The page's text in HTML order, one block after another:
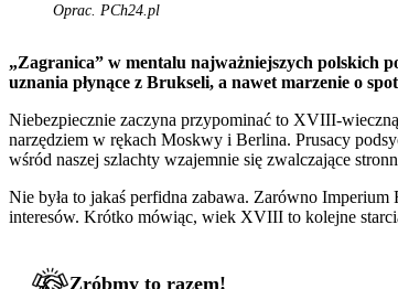
Oprac. PCh24.pl
„Zagranica” w mentalu najważniejszych polskich
uznania płynące z Brukseli, a nawet marzenie o
Niebezpiecznie zaczyna przypominać to XVIII-
narzędziem w rękach Moskwy i Berlina. Prusacy
wśród naszej szlachty wzajemnie się zwalczające
Nie była to jakaś perfidna zabawa. Zarówno
interesów. Krótko mówiąc, wiek XVIII to kolejne
Zróbmy to razem!